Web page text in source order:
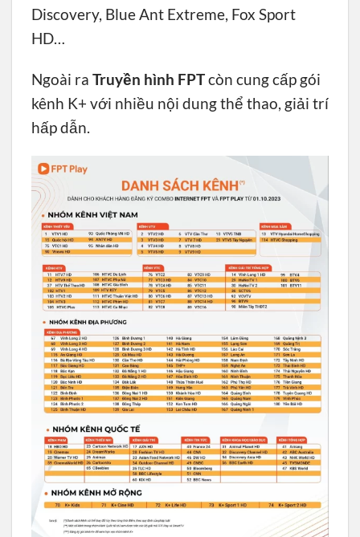
Discovery, Blue Ant Extreme, Fox Sport
HD…
Ngoài ra Truyền hình FPTcòn cung cấp gói
kênh K+ với nhiều nội dung thể thao, giải trí
hấp dẫn.